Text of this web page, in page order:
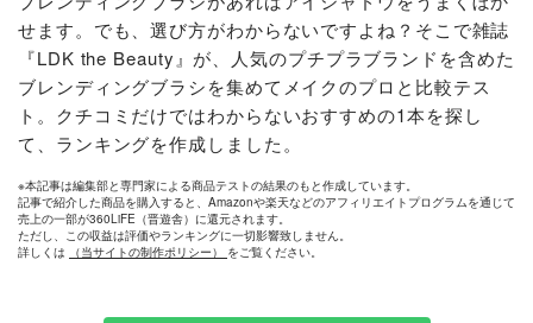
せます。でも、選び方がわからないですよね？そこで雑誌
『LDK the Beauty』が、人気のプチプラブランドを含めた
ブレンディングブラシを集めてメイクのプロと比較テス
ト。クチコミだけではわからないおすすめの1本を探し
て、ランキングを作成しました。
※本記事は編集部と専門家による商品テストの結果のもと作成しています。
記事で紹介した商品を購入すると、Amazonや楽天などのアフィリエイトプログラムを通じて
売上の一部が360LiFE（晋遊舎）に還元されます。
ただし、この収益は評価やランキングに一切影響致しません。
詳しくは
（当サイトの制作ポリシー） をご覧ください。